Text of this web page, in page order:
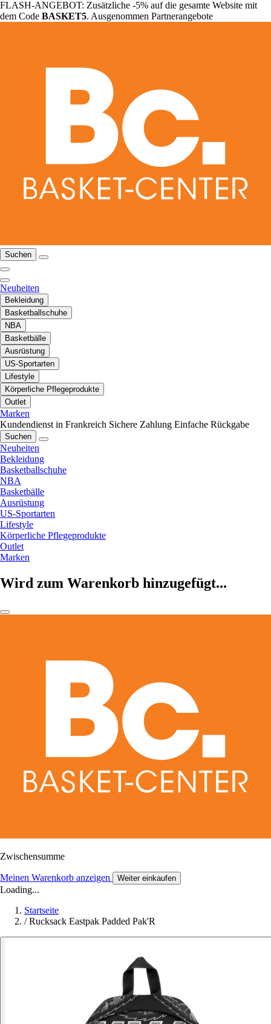
FLASH-ANGEBOT: Zusätzliche -5% auf die gesamte Website mit
dem Code BASKET5. Ausgenommen Partnerangebote
Suchen
Neuheiten
Bekleidung
Basketballschuhe
NBA
Basketbälle
Ausrüstung
US-Sportarten
Lifestyle
Körperliche Pflegeprodukte
Outlet
Marken
Kundendienst in Frankreich Sichere Zahlung Einfache Rückgabe
Suchen
Neuheiten
Bekleidung
Basketballschuhe
NBA
Basketbälle
Ausrüstung
US-Sportarten
Lifestyle
Körperliche Pflegeprodukte
Outlet
Marken
Wird zum Warenkorb hinzugefügt...
Zwischensumme
Meinen Warenkorb anzeigen Weiter einkaufen
Loading...
Startseite
/ Rucksack Eastpak Padded Pak'R